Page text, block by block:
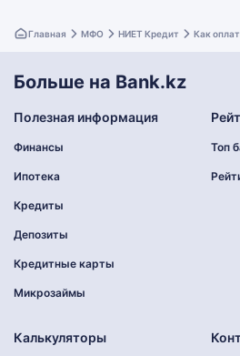
Главная МФО НИЕТ Кредит Как
Больше на Bank.kz
Полезная информация
Финансы
Ипотека
Кредиты
Депозиты
Кредитные карты
Микрозаймы
Топ
Калькуляторы